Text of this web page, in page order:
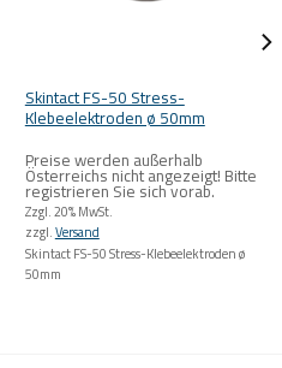
Skintact FS-50 Stress-
Klebeelektroden ø 50mm
Preise werden außerhalb
Österreichs nicht angezeigt! Bitte
registrieren Sie sich vorab.
Zzgl. 20% MwSt.
zzgl.Versand
Skintact FS-50 Stress-Klebeelektroden ø
50mm